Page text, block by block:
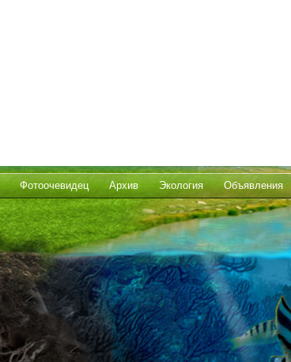
Фотоочевидец Архив Экология Объявления